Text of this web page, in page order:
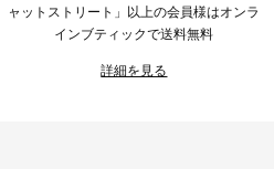
ャットストリート」以上の会員様はオンラ
インブティックで送料無料
詳細を見る